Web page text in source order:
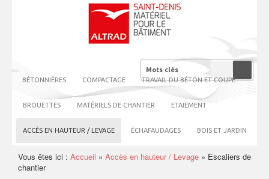
BÉTONNIÈRES COMPACTAGE TRAVAIL DU BÉTON ET COUPE
BROUETTES MATÉRIELS DE CHANTIER ETAIEMENT
ACCÈS EN HAUTEUR / LEVAGE ÉCHAFAUDAGES BOIS ET JARDIN
Vous êtes ici : Accueil » Accès en hauteur / Levage » Escaliers de
chantier